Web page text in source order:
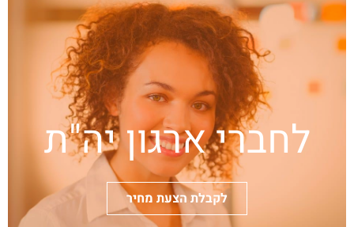
לחברי ארגון יה"ת
לקבלת הצעת מחיר